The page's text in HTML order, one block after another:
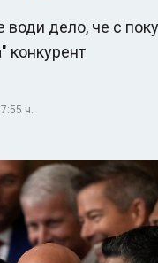
дело, че с
конкурент
ч.